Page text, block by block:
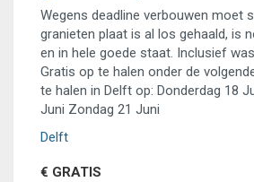
Wegens deadline verbouwen moet
granieten plaat is al los gehaald, is
en in hele goede staat. Inclusief
Gratis op te halen onder de
te halen in Delft op: Donderdag 18
Juni Zondag 21 Juni
Delft
€ GRATIS